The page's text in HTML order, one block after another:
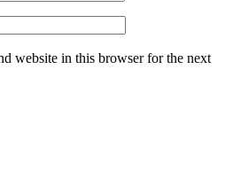
website in this browser for the next